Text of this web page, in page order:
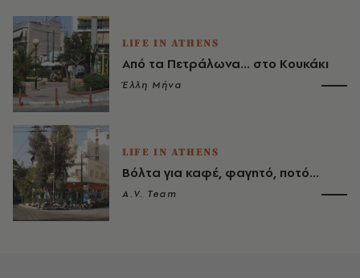
LIFE IN ATHENS
Από τα Πετράλωνα... στο Κουκάκι
Έλλη Μήνα
LIFE IN ATHENS
Βόλτα για καφέ, φαγητό, ποτό...
A.V. Team